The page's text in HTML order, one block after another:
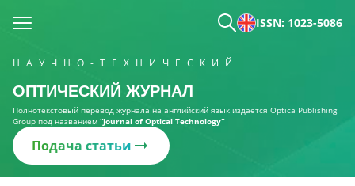
ISSN: 1023-5086
НАУЧНО-ТЕХНИЧЕСКИЙ
ОПТИЧЕСКИЙ ЖУРНАЛ
Полнотекстовый перевод журнала на английский язык издаётся Optica Publishing
Group под названием “Journal of Optical Technology“
Подача статьи